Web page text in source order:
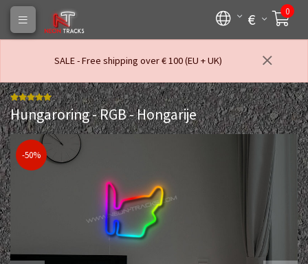
€ 0
SALE - Free shipping over € 100 (EU + UK)
Hungaroring - RGB - Hongarije
-50%